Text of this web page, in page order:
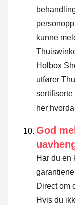
kunne
Holbox
utfører
sertifiserte
her
God
Har du en
Direct om
Hvis du